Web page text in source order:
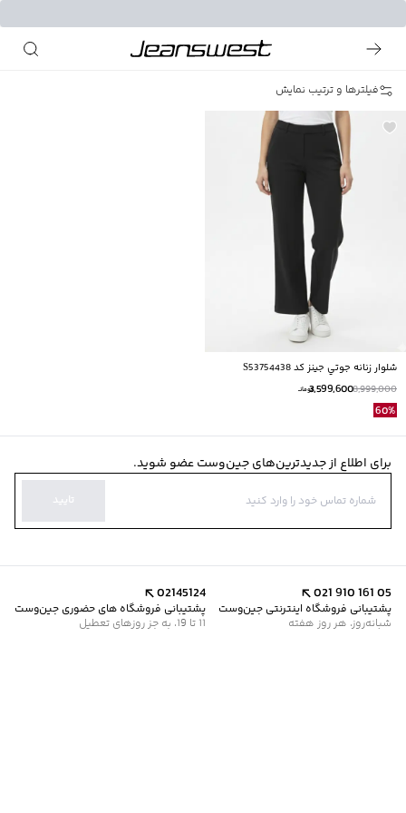
فیلترها و ترتیب نمایش
شلوار زنانه جوتي جينز كد S53754438
8,999,000
3,599,600تومانــ
60%
برای اطلاع از جدیدترین‌های جین‌وست عضو شوید.
تایید
021 910 161 05
پشتیبانی فروشگاه اینترنتی جین‌وست
شبانه‌روز، هر روز هفته
02145124
پشتیبانی فروشگاه های حضوری جین‌وست
11 تا 19، به جز روزهای تعطیل